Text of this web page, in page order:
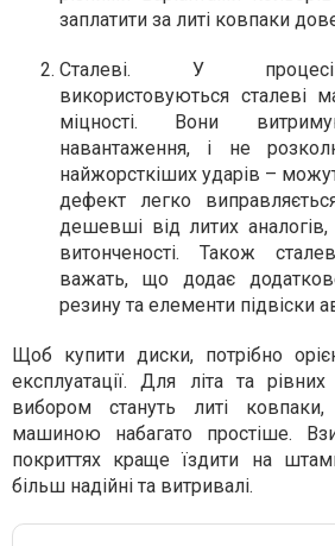
заплатити за литі ковпаки
Сталеві. У процесі
використовуються сталеві
міцності. Вони
навантаження, і не
найжорсткіших ударів –
дефект легко
дешевші від литих
витонченості. Також
важать, що додає
резину та елементи підвіски
Щоб купити диски, потрібно
експлуатації. Для літа та
вибором стануть литі
машиною набагато простіше.
покриттях краще їздити на
більш надійні та витривалі.